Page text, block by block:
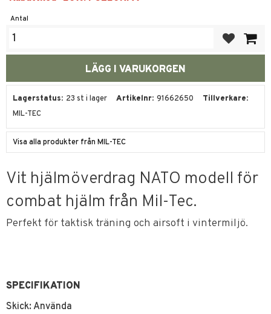
Antal
Lagerstatus 23 st i lager Artikelnr 91662650
Tillverkare
MIL-TEC
Visa alla produkter från MIL-TEC
Vit hjälmöverdrag NATO modell för
combat hjälm från Mil-Tec.
Perfekt för taktisk träning och airsoft i vintermiljö.
SPECIFIKATION
Skick: Använda